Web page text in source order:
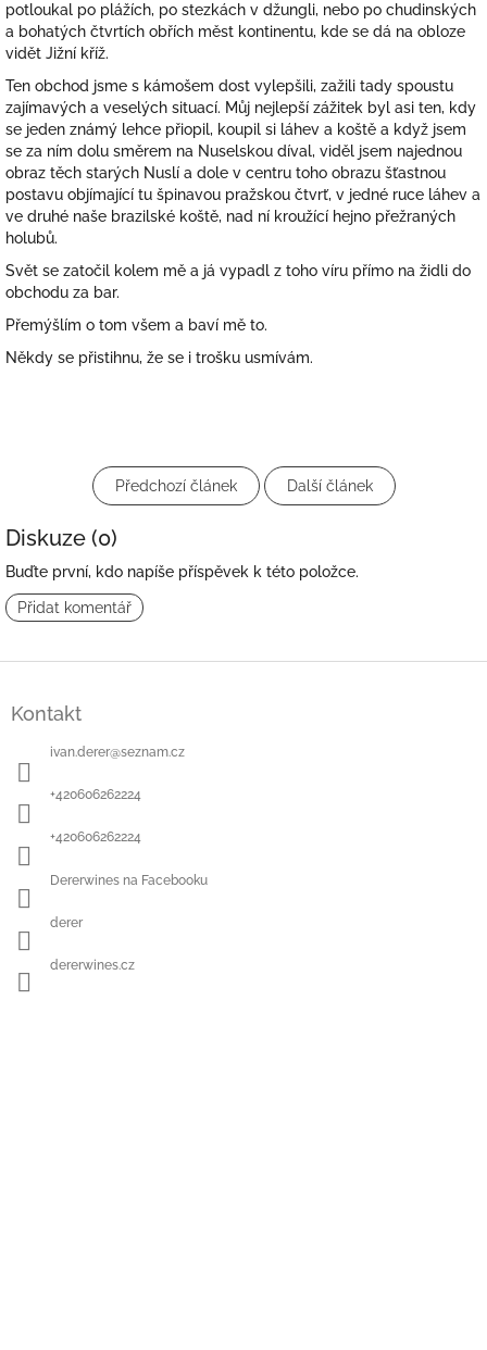
potloukal po plážích, po stezkách v džungli, nebo po chudinských
a bohatých čtvrtích obřích měst kontinentu, kde se dá na obloze
vidět Jižní kříž.
Ten obchod jsme s kámošem dost vylepšili, zažili tady spoustu
zajímavých a veselých situací. Můj nejlepší zážitek byl asi ten, kdy
se jeden známý lehce přiopil, koupil si láhev a koště a když jsem
se za ním dolu směrem na Nuselskou díval, viděl jsem najednou
obraz těch starých Nuslí a dole v centru toho obrazu šťastnou
postavu objímající tu špinavou pražskou čtvrť, v jedné ruce láhev a
ve druhé naše brazilské koště, nad ní kroužící hejno přežraných
holubů.
Svět se zatočil kolem mě a já vypadl z toho víru přímo na židli do
obchodu za bar.
Přemýšlím o tom všem a baví mě to.
Někdy se přistihnu, že se i trošku usmívám.
Předchozí článek Další článek
Diskuze (0)
Buďte první, kdo napíše příspěvek k této položce.
Přidat komentář
Kontakt
ivan.derer@seznam.cz
+420606262224
+420606262224
Dererwines na Facebooku
derer
dererwines.cz